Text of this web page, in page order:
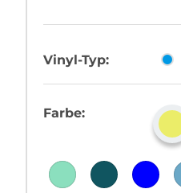
Vinyl-Typ:
Farbe: